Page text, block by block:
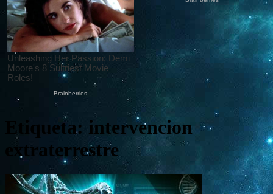
Etiqueta: intervencion
extraterrestre